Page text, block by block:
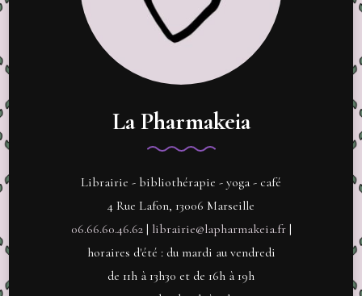
La Pharmakeia
Librairie - bibliothérapie - yoga - café
4 Rue Lafon, 13006 Marseille
06.66.60.46.62| librairie@lapharmakeia.fr|
horaires d'été : du mardi au vendredi
de 11h à 13h30 et de 16h à 19h